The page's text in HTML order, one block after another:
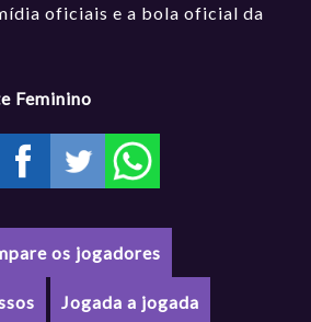
oficiais e a bola oficial da
Feminino
os jogadores
Jogada a jogada